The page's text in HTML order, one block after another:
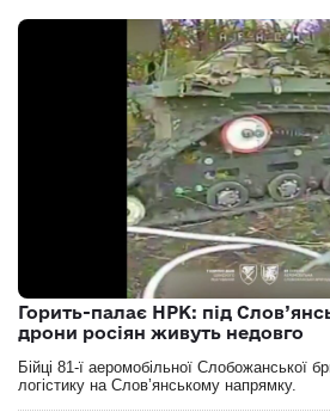
Горить-палає НРК: під
дрони росіян живуть недовго
Бійці 81-ї аеромобільної Слобожанської
логістику на Словʼянському напрямку.